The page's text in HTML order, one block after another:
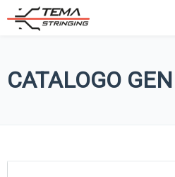
CATALOGO